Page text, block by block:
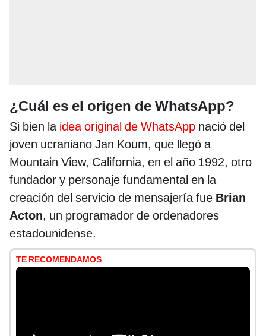
¿Cuál es el origen de WhatsApp?
Si bien la idea original de WhatsApp nació del
joven ucraniano Jan Koum, que llegó a
Mountain View, California, en el año 1992, otro
fundador y personaje fundamental en la
creación del servicio de mensajería fue Brian
Acton, un programador de ordenadores
estadounidense.
TE RECOMENDAMOS